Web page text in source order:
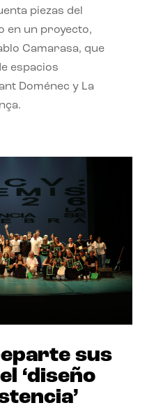
piezas del
en un proyecto,
Camarasa, que
espacios
Doménec y La
sus
‘diseño